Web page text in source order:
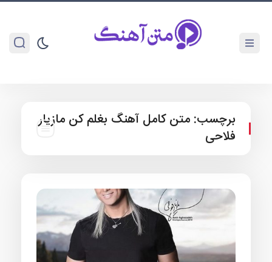
برچسب: متن کامل آهنگ بغلم کن مازیار
فلاحی